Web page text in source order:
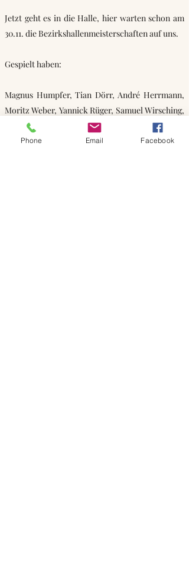
Jetzt geht es in die Halle, hier warten schon am
30.11. die Bezirkshallenmeisterschaften auf uns.
Gespielt haben:
Magnus Humpfer, Tian Dörr, André Herrmann,
Moritz Weber, Yannick Rüger, Samuel Wirsching,
Mathis Guttropf, Julian Reichel, Tayler Kern
Phone Email Facebook